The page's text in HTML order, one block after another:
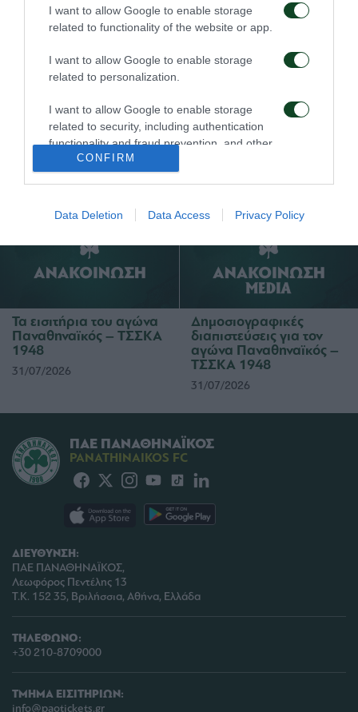
I want to allow Google to enable storage
related to functionality of the website or app.
I want to allow Google to enable storage
related to personalization.
I want to allow Google to enable storage
related to security, including authentication
functionality and fraud prevention, and other
user protection.
CONFIRM
Data Deletion Data Access Privacy Policy
Τα εισιτήρια για τον
αγώνα ΤΣΣΚΑ 1948 –
Παναθηναϊκός
03/08/2026
Το πρόγραμμα της
παραμονής του αγώνα
Παναθηναϊκός – ΤΣΣΚΑ
02/08/2026
Τα εισιτήρια του αγώνα
Παναθηναϊκός – ΤΣΣΚΑ
1948
31/07/2026
Δημοσιογραφικές
διαπιστεύσεις για τον
αγώνα Παναθηναϊκός –
ΤΣΣΚΑ 1948
31/07/2026
ΔΙΕΥΘΥΝΣΗ:
ΠΑΕ ΠΑΝΑΘΗΝΑΪΚΟΣ,
Λεωφόρος Πεντέλης 13
Τ.Κ. 152 35, Βριλήσσια, Αθήνα, Ελλάδα
ΤΗΛΕΦΩΝΟ:
+30 210-8709000
ΤΜΗΜΑ ΕΙΣΙΤΗΡΙΩΝ:
info@paotickets.gr
ΠΑΕ ΠΑΝΑΘΗΝΑΪΚΟΣ
PANATHINAIKOS FC